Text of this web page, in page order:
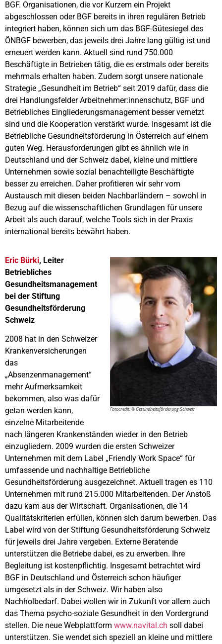
BGF. Organisationen, die vor Kurzem ein Projekt
abgeschlossen oder BGF bereits in ihren regulären Betrieb
integriert haben, können sich um das BGF-Gütesiegel des
ÖNBGF bewerben, das jeweils drei Jahre lang gültig ist und
erneuert werden kann. Aktuell sind rund 750.000
Beschäftigte in Betrieben tätig, die es erstmals oder bereits
mehrmals erhalten haben. Zudem sorgt unsere nationale
Strategie „Gesundheit im Betrieb“ seit 2019 dafür, dass die
drei Handlungsfelder Arbeitnehmer:innenschutz, BGF und
Betriebliches Eingliederungsmanagement besser vernetzt
sind und die Kooperation verstärkt wurde. Insgesamt ist die
Betriebliche Gesundheitsförderung in Österreich auf einem
guten Weg. Herausforderungen gibt es ähnlich wie in
Deutschland und der Schweiz dabei, kleine und mittlere
Unternehmen sowie sozial benachteiligte Beschäftigte
besser zu erreichen. Daher profitieren wir sehr vom
Austausch mit diesen beiden Nachbarländern – sowohl in
Bezug auf die wissenschaftlichen Grundlagen für unsere
Arbeit als auch darauf, welche Tools sich in der Praxis
international bereits bewährt haben.
Fotocredit: © Gesundheitsförderung Schweiz
Eric Bürki, Leiter
Betriebliches
Gesundheitsmanagement
bei der Stiftung
Gesundheitsförderung
Schweiz
2008 hat in den Schweizer
Krankenversicherungen
das
„Absenzenmanagement“
mehr Aufmerksamkeit
bekommen, also was dafür
getan werden kann,
einzelne Mitarbeitende
nach längeren Krankenständen wieder in den Betrieb
einzugliedern. 2009 wurden die ersten Schweizer
Unternehmen mit dem Label „Friendly Work Space“ für
umfassende und nachhaltige Betriebliche
Gesundheitsförderung ausgezeichnet. Aktuell tragen es 110
Unternehmen mit rund 215.000 Mitarbeitenden. Der Anstoß
dazu kam aus der Wirtschaft. Organisationen, die 14
Qualitätskriterien erfüllen, können sich darum bewerben. Das
Label wird von der Stiftung Gesundheitsförderung Schweiz
für jeweils drei Jahre vergeben. Externe Beratende
unterstützen die Betriebe dabei, es zu erwerben. Ihre
Begleitung ist kostenpflichtig. Insgesamt betrachtet wird
BGF in Deutschland und Österreich schon häufiger
umgesetzt als in der Schweiz. Wir haben also
Nachholbedarf. Dabei wollen wir in Zukunft vor allem auch
das Thema psycho-soziale Gesundheit in den Vordergrund
stellen. Die neue Webplattform www.navital.ch soll dabei
unterstützen. Sie wendet sich speziell an kleine und mittlere